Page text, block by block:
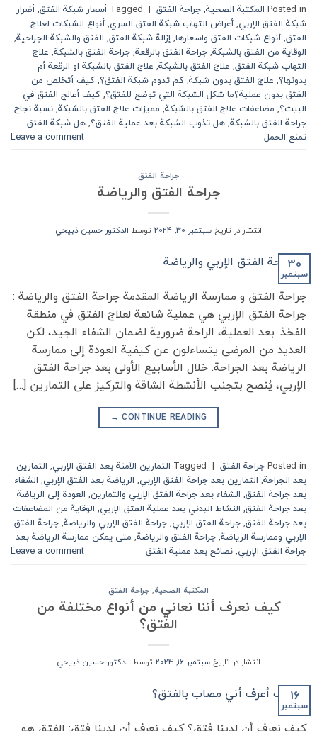
Posted in المكتبة الصحية,جراحة الفتق |
Tagged أسعار شبكة الفتق,أضرار
شبكة الفتق الإربي,أعراض التهاب شبكة الفتق السري,أنواع الشبكات لعلاج
الفتق,أنواع شبكات الفتق واسعارها,إزالة شبكة الفتق, الفتق والشبكة الجراحية,
الوقاية من الفتق بالشبكة,جراحة الفتق بالرقعة,جراحة الفتق بالشبكة, علاج
التهاب شبكة الفتق, علاج الفتق بالشبكة, علاج الفتق بالشبكة او الرقعة أم
بدونها؟, علاج الفتق بدون شبكة,كم تدوم شبكة الفتق؟,كيف أتخلص من
الفتق بدون عملية؟ما شكل الشبكة التي توضع للفتق؟,كيف أعالج الفتق في
البيت؟, مضاعفات علاج الفتق بالشبكة, مميزات علاج الفتق بالشبكة,نسبة نجاح
جراحة الفتق بالشبكة,هل تذوب الشبكة بعد عملية الفتق؟,هل شبكة الفتق
تمنع الحمل
Leave a comment
جراحة الفتق
جراحة الفتق والرياضة
انتشار در تاریخ سبتمبر 30, 2024 توسط الدكتور حسين ذبيحي
30
سبتمبر
جراحة الفتق و ممارسة الرياضة المقدمة جراحة الفتق والرياضة :
جراحة الفتق الإربي هي عملية شائعة لعلاج الفتق في منطقة
الفخذ. بعد العملية، الراحة ضرورية لضمان الشفاء الجيد، لكن
العديد من المرضى يتساءلون عن كيفية العودة إلى ممارسة
الرياضة بعد الجراحة. خلال الأسابيع الأولى بعد جراحة الفتق
الإربي، يُنصح بتجنب الأنشطة الشاقة والتركيز على التمارين […]
CONTINUE READING
→
Posted inجراحة الفتق |
Tagged التمارين الآمنة بعد الفتق الإربي, التمارين
بعد الجراحة, التمارين بعد جراحة الفتق الإربي, الرياضة بعد الفتق الإربي, الشفاء
بعد جراحة الفتق, الشفاء بعد جراحة الفتق الإربي والتمارين, العودة إلى الرياضة
بعد جراحة الفتق, النشاط البدني بعد عملية الفتق الإربي, الوقاية من المضاعفات
بعد جراحة الفتق,جراحة الفتق الإربي,جراحة الفتق الإربي والرياضة,جراحة الفتق
الإربي وممارسة الرياضة,جراحة الفتق والرياضة, متى يمكن ممارسة الرياضة بعد
جراحة الفتق الإربي,نصائح بعد عملية الفتق Leave a comment
المكتبة الصحية, جراحة الفتق
كيف نعرف أننا نعاني من أنواع مختلفة من
الفتق؟
انتشار در تاریخ سبتمبر 16, 2024 توسط الدكتور حسين ذبيحي
16
سبتمبر